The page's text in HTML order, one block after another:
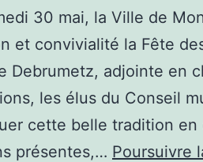
30 mai, la Ville de
et convivialité la Fête
Debrumetz, adjointe en
les élus du Conseil
cette belle tradition
présentes,… Poursuivre